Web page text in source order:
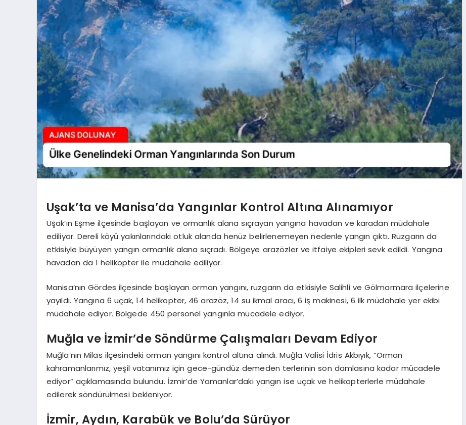
Uşak’ta ve Manisa’da Yangınlar Kontrol Altına Alınamıyor
Uşak’ın Eşme ilçesinde başlayan ve ormanlık alana sıçrayan yangına havadan ve karadan müdahale
ediliyor. Dereli köyü yakınlarındaki otluk alanda henüz belirlenemeyen nedenle yangın çıktı. Rüzgarın da
etkisiyle büyüyen yangın ormanlık alana sıçradı. Bölgeye arazözler ve itfaiye ekipleri sevk edildi. Yangına
havadan da 1 helikopter ile müdahale ediliyor.
Manisa’nın Gördes ilçesinde başlayan orman yangını, rüzgarın da etkisiyle Salihli ve Gölmarmara ilçelerine
yayıldı. Yangına 6 uçak, 14 helikopter, 46 arazöz, 14 su ikmal aracı, 6 iş makinesi, 6 ilk müdahale yer ekibi
müdahale ediyor. Bölgede 450 personel yangınla mücadele ediyor.
Muğla ve İzmir’de Söndürme Çalışmaları Devam Ediyor
Muğla’nın Milas ilçesindeki orman yangını kontrol altına alındı. Muğla Valisi İdris Akbıyık, “Orman
kahramanlarımız, yeşil vatanımız için gece-gündüz demeden terlerinin son damlasına kadar mücadele
ediyor” açıklamasında bulundu. İzmir’de Yamanlar’daki yangın ise uçak ve helikopterlerle müdahale
edilerek söndürülmesi bekleniyor.
İzmir, Aydın, Karabük ve Bolu’da Sürüyor